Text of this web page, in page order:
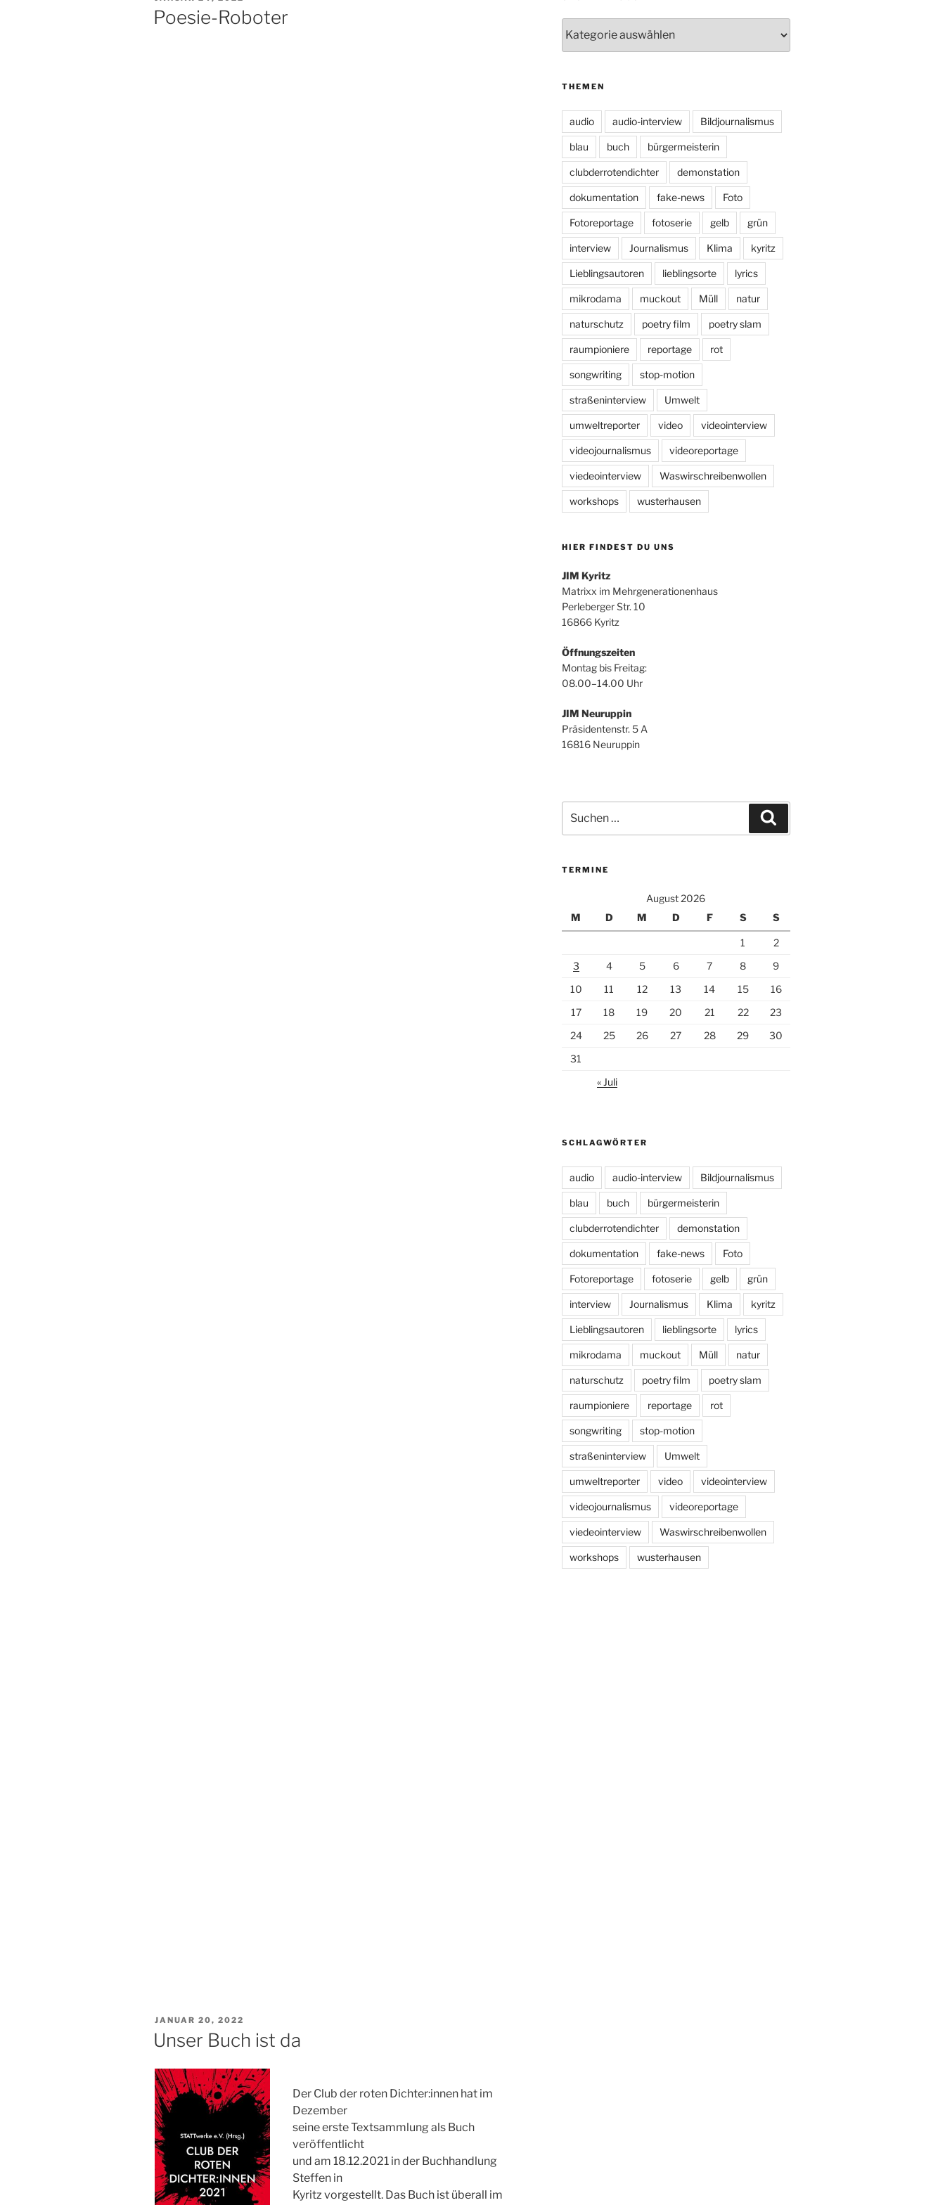
AM
Poesie-Roboter
VERÖFFENTLICHT
JANUAR 20, 2022
Unser Buch ist da
Der Club der roten Dichter:innen hat im
Dezember
seine erste Textsammlung als Buch
veröffentlicht
und am 18.12.2021 in der Buchhandlung
Steffen in
Kyritz vorgestellt. Das Buch ist überall im
Blogs
THEMEN
audio audio-interview Bildjournalismus
blau buch bürgermeisterin
clubderrotendichter demonstation
dokumentation fake-news Foto
Fotoreportage fotoserie gelb grün
interview Journalismus Klima kyritz
Lieblingsautoren lieblingsorte lyrics
mikrodama muckout Müll natur
naturschutz poetry film poetry slam
raumpioniere reportage rot
songwriting stop-motion
straßeninterview Umwelt
umweltreporter video videointerview
videojournalismus videoreportage
viedeointerview Waswirschreibenwollen
workshops wusterhausen
HIER FINDEST DU UNS
JIM Kyritz
Matrixx im Mehrgenerationenhaus
Perleberger Str. 10
16866 Kyritz
Öffnungszeiten
Montag bis Freitag:
08.00–14.00 Uhr
JIM Neuruppin
Präsidentenstr. 5 A
16816 Neuruppin
nach:
TERMINE
August 2026
M
D M D F S S
1
2
3
4 5 6 7 8
9
10
11 12 13 14 15
16
17
18 19 20 21 22
23
24
25 26 27 28 29
30
31
« Juli
SCHLAGWÖRTER
audio audio-interview Bildjournalismus
blau buch bürgermeisterin
clubderrotendichter demonstation
dokumentation fake-news Foto
Fotoreportage fotoserie gelb grün
interview Journalismus Klima kyritz
Lieblingsautoren lieblingsorte lyrics
mikrodama muckout Müll natur
naturschutz poetry film poetry slam
raumpioniere reportage rot
songwriting stop-motion
straßeninterview Umwelt
umweltreporter video videointerview
videojournalismus videoreportage
viedeointerview Waswirschreibenwollen
workshops wusterhausen